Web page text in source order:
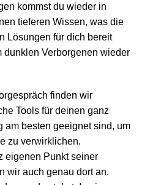
kommst du wieder in
tieferen Wissen, was die
Lösungen für dich bereit
dunklen Verborgenen wieder
finden wir
Tools für deinen ganz
am besten geeignet sind, um
zu verwirklichen.
eigenen Punkt seiner
wir auch genau dort an.